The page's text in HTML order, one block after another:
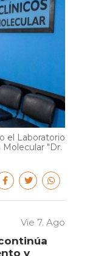
el Laboratorio
Molecular "Dr.
Vie 7. Ago
y